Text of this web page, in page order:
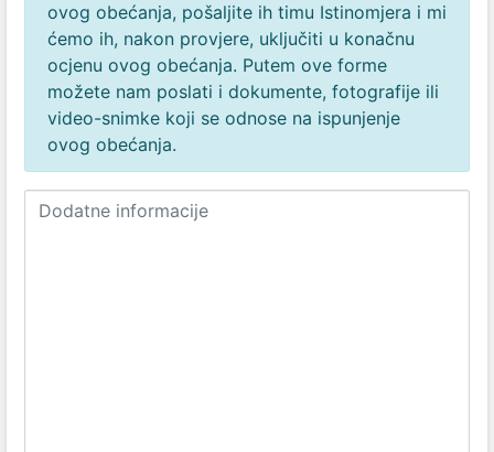
ovog obećanja, pošaljite ih timu Istinomjera i mi
ćemo ih, nakon provjere, uključiti u konačnu
ocjenu ovog obećanja. Putem ove forme
možete nam poslati i dokumente, fotografije ili
video-snimke koji se odnose na ispunjenje
ovog obećanja.